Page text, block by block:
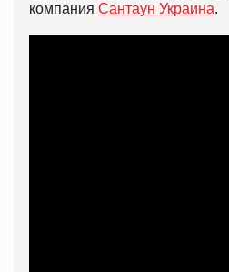
компания Сантаун Украина.